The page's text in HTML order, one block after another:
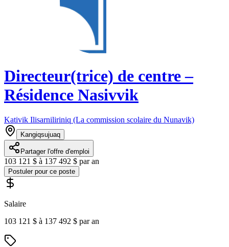
Directeur(trice) de centre –
Résidence Nasivvik
Kativik Ilisarniliriniq (La commission scolaire du Nunavik)
Kangiqsujuaq
Partager l'offre d'emploi
103 121 $ à 137 492 $ par an
Postuler pour ce poste
Salaire
103 121 $ à 137 492 $ par an